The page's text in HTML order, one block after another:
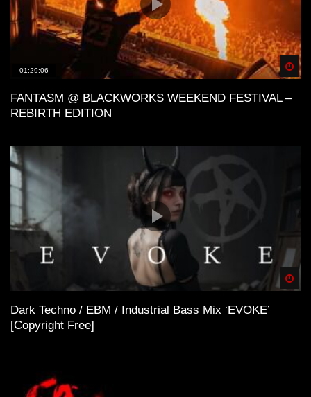
01:29:06
FANTASM @ BLACKWORKS WEEKEND FESTIVAL –
REBIRTH EDITION
Dark Techno / EBM / Industrial Bass Mix ‘EVOKE’
[Copyright Free]